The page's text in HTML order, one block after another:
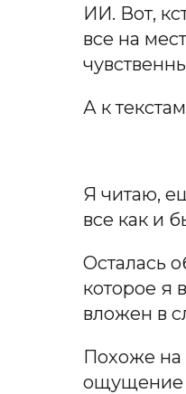
ИИ. Вот,
все на
А к
Я читаю,
все как и
Осталась
которое я
вложен в
Похоже на
ощущение